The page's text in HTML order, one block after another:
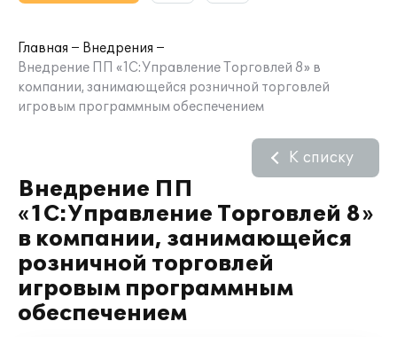
Главная
Внедрения
Внедрение ПП «1С:Управление Торговлей 8» в
компании, занимающейся розничной торговлей
игровым программным обеспечением
Внедрение ПП
«1С:Управление Торговлей 8»
в компании, занимающейся
розничной торговлей
игровым программным
обеспечением
К списку